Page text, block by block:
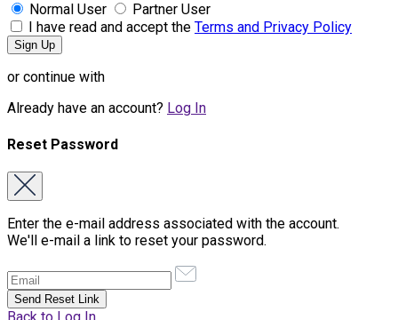
Normal User
Partner User
I have read and accept the Terms and Privacy Policy
or continue with
Already have an account? Log In
Reset Password
Enter the e-mail address associated with the account.
We'll e-mail a link to reset your password.